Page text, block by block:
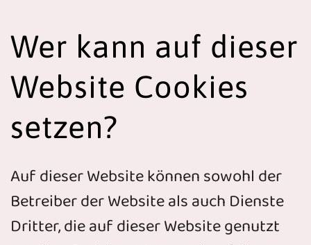
Wer kann auf dieser
Website Cookies
setzen?
Auf dieser Website können sowohl der
Betreiber der Website als auch Dienste
Dritter, die auf dieser Website genutzt